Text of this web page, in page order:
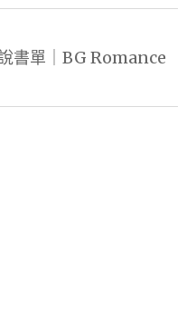
書單｜BG Romance